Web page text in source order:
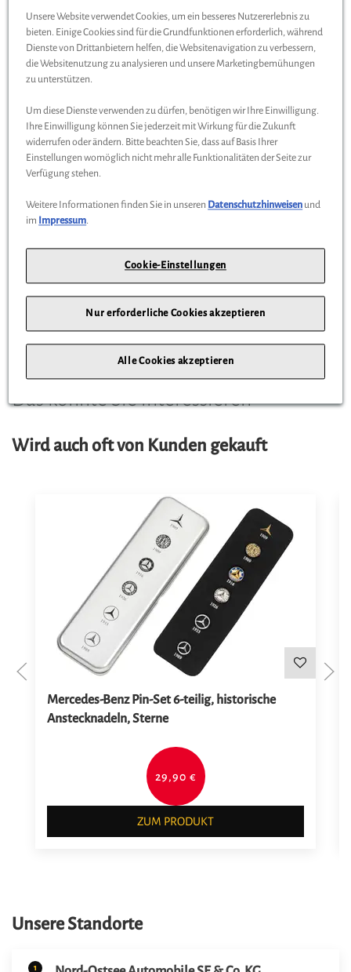
Design:
Gehäuse inspiriert von den stromlinienförmigen
Silberpfeil-Rennwagen
Zifferblatt mit geprägter Perlage und rotem Dreieck als
Tachymeterskala auf der Lünette
Lederband mit Prägung im Stil eines Reifenmusters
Uhrwerk:Schweizer Quarzwerk Ronda Z50
Funktionen:
Datumsanzeige
hochwertiges Lederarmband
SuperLumiNova® für Zeiger und Indizes
Wasserdichtigkeit:Bis 5 ATM
Präzise abgestimmte Größe für sportlich-eleganten
Das könnte Sie interessieren
Wird auch oft von Kunden gekauft
Mercedes-Benz Pin-Set 6-teilig, historische
Anstecknadeln, Sterne
29,90 €
ZUM PRODUKT
Unsere Standorte
1
Unsere Website verwendet Cookies, um ein besseres Nutzererlebnis zu
bieten. Einige Cookies sind für die Grundfunktionen erforderlich, während
Dienste von Drittanbietern helfen, die Websitenavigation zu verbessern,
die Websitenutzung zu analysieren und unsere Marketingbemühungen
zu unterstützen.
Um diese Dienste verwenden zu dürfen, benötigen wir Ihre Einwilligung.
Ihre Einwilligung können Sie jederzeit mit Wirkung für die Zukunft
widerrufen oder ändern. Bitte beachten Sie, dass auf Basis Ihrer
Einstellungen womöglich nicht mehr alle Funktionalitäten der Seite zur
Verfügung stehen.
Weitere Informationen finden Sie in unseren Datenschutzhinweisen und
im Impressum.
Cookie-Einstellungen
Nur erforderliche Cookies akzeptieren
Alle Cookies akzeptieren